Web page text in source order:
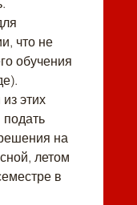
что не
обучения
этих
на
летом
в